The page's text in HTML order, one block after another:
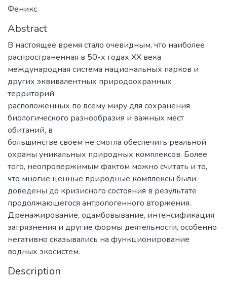
Феникс
Abstract
В настоящее время стало очевидным, что наиболее
распространенная в 50-х годах XX века
международная система национальных парков и
других эквивалентных природоохранных
территорий,
расположенных по всему миру для сохранения
биологического разнообразия и важных мест
обитаний, в
большинстве своем не смогла обеспечить реальной
охраны уникальных природных комплексов. Более
того, неопровержимым фактом можно считать и то,
что многие ценные природные комплексы были
доведены до кризисного состояния в результате
продолжающегося антропогенного вторжения.
Дренажирование, одамбовывание, интенсификация
загрязнения и другие формы деятельности, особенно
негативно сказывались на функционирование
водных экосистем.
Description